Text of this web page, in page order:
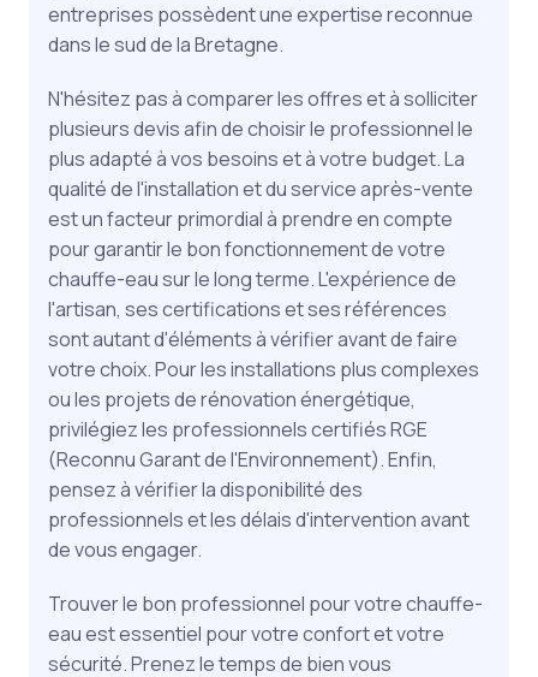
entreprises possèdent une expertise reconnue
dans le sud de la Bretagne.
N'hésitez pas à comparer les offres et à solliciter
plusieurs devis afin de choisir le professionnel le
plus adapté à vos besoins et à votre budget. La
qualité de l'installation et du service après-vente
est un facteur primordial à prendre en compte
pour garantir le bon fonctionnement de votre
chauffe-eau sur le long terme. L'expérience de
l'artisan, ses certifications et ses références
sont autant d'éléments à vérifier avant de faire
votre choix. Pour les installations plus complexes
ou les projets de rénovation énergétique,
privilégiez les professionnels certifiés RGE
(Reconnu Garant de l'Environnement). Enfin,
pensez à vérifier la disponibilité des
professionnels et les délais d'intervention avant
de vous engager.
Trouver le bon professionnel pour votre chauffe-
eau est essentiel pour votre confort et votre
sécurité. Prenez le temps de bien vous